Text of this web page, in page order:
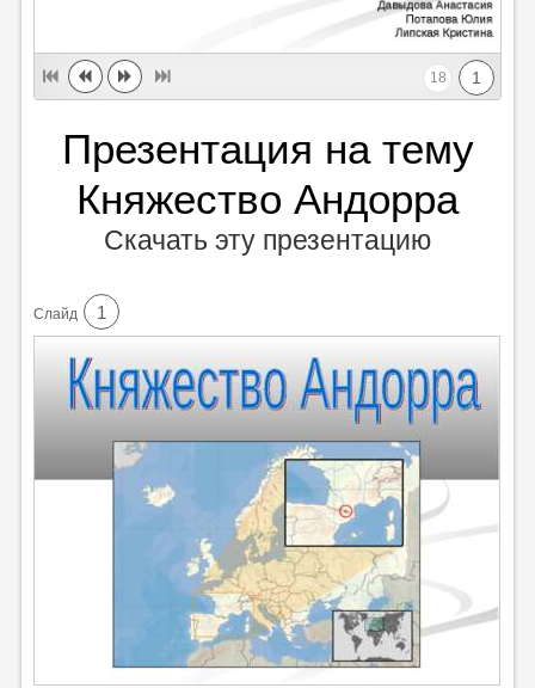
1
18
Презентация на тему
Княжество Андорра
Скачать эту презентацию
Cлайд 1